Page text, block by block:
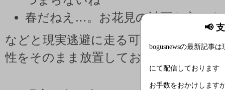
📢
bogusnewsの最新記事は
にて配信しております
お手数をおかけします
春だねえ…。お花見の計画を立てよ
などと現実逃避に走る可能性が高いと
性をそのまま放置しておくと、